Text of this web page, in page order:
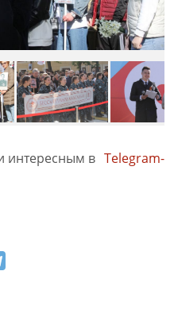
интересным в Telegram-